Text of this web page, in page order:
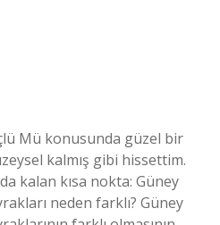
Mü konusunda güzel bir
kalmış gibi hissettim.
kalan kısa nokta: Güney
neden farklı? Güney